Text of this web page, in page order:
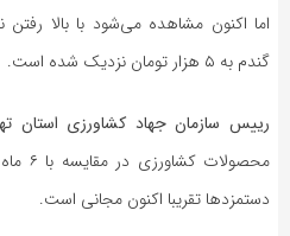
اما اکنون مشاهده می‌شود با بالا رفتن
گندم به ۵ هزار تومان نزدیک شده است.
رییس سازمان جهاد کشاورزی استان
دستمزدها تقریبا اکنون مجانی است.